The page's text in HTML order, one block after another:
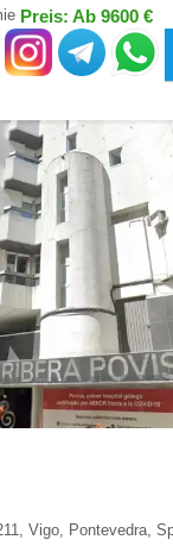
Preis: Ab 9600 €
Vigo, Pontevedra,